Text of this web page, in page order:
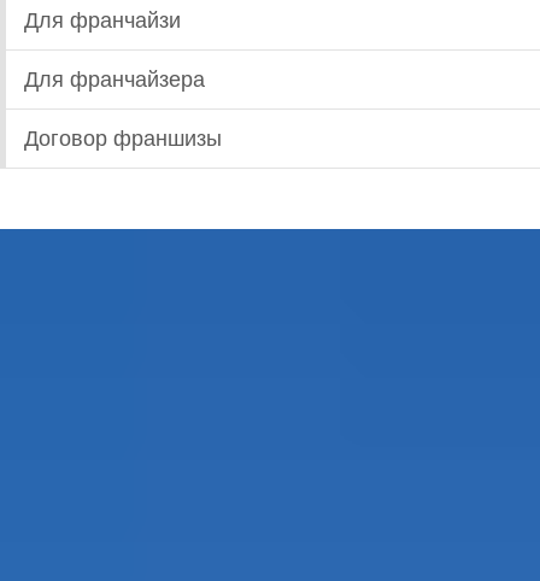
Для франчайзи
Для франчайзера
Договор франшизы